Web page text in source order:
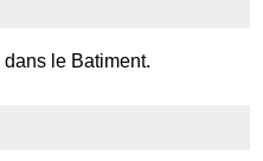
le Batiment.